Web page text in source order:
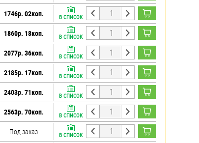
1746р. 02коп. В СПИСОК
1860р. 18коп. В СПИСОК
2077р. 36коп. В СПИСОК
2185р. 17коп. В СПИСОК
2403р. 71коп. В СПИСОК
2563р. 70коп. В СПИСОК
Под заказ В СПИСОК